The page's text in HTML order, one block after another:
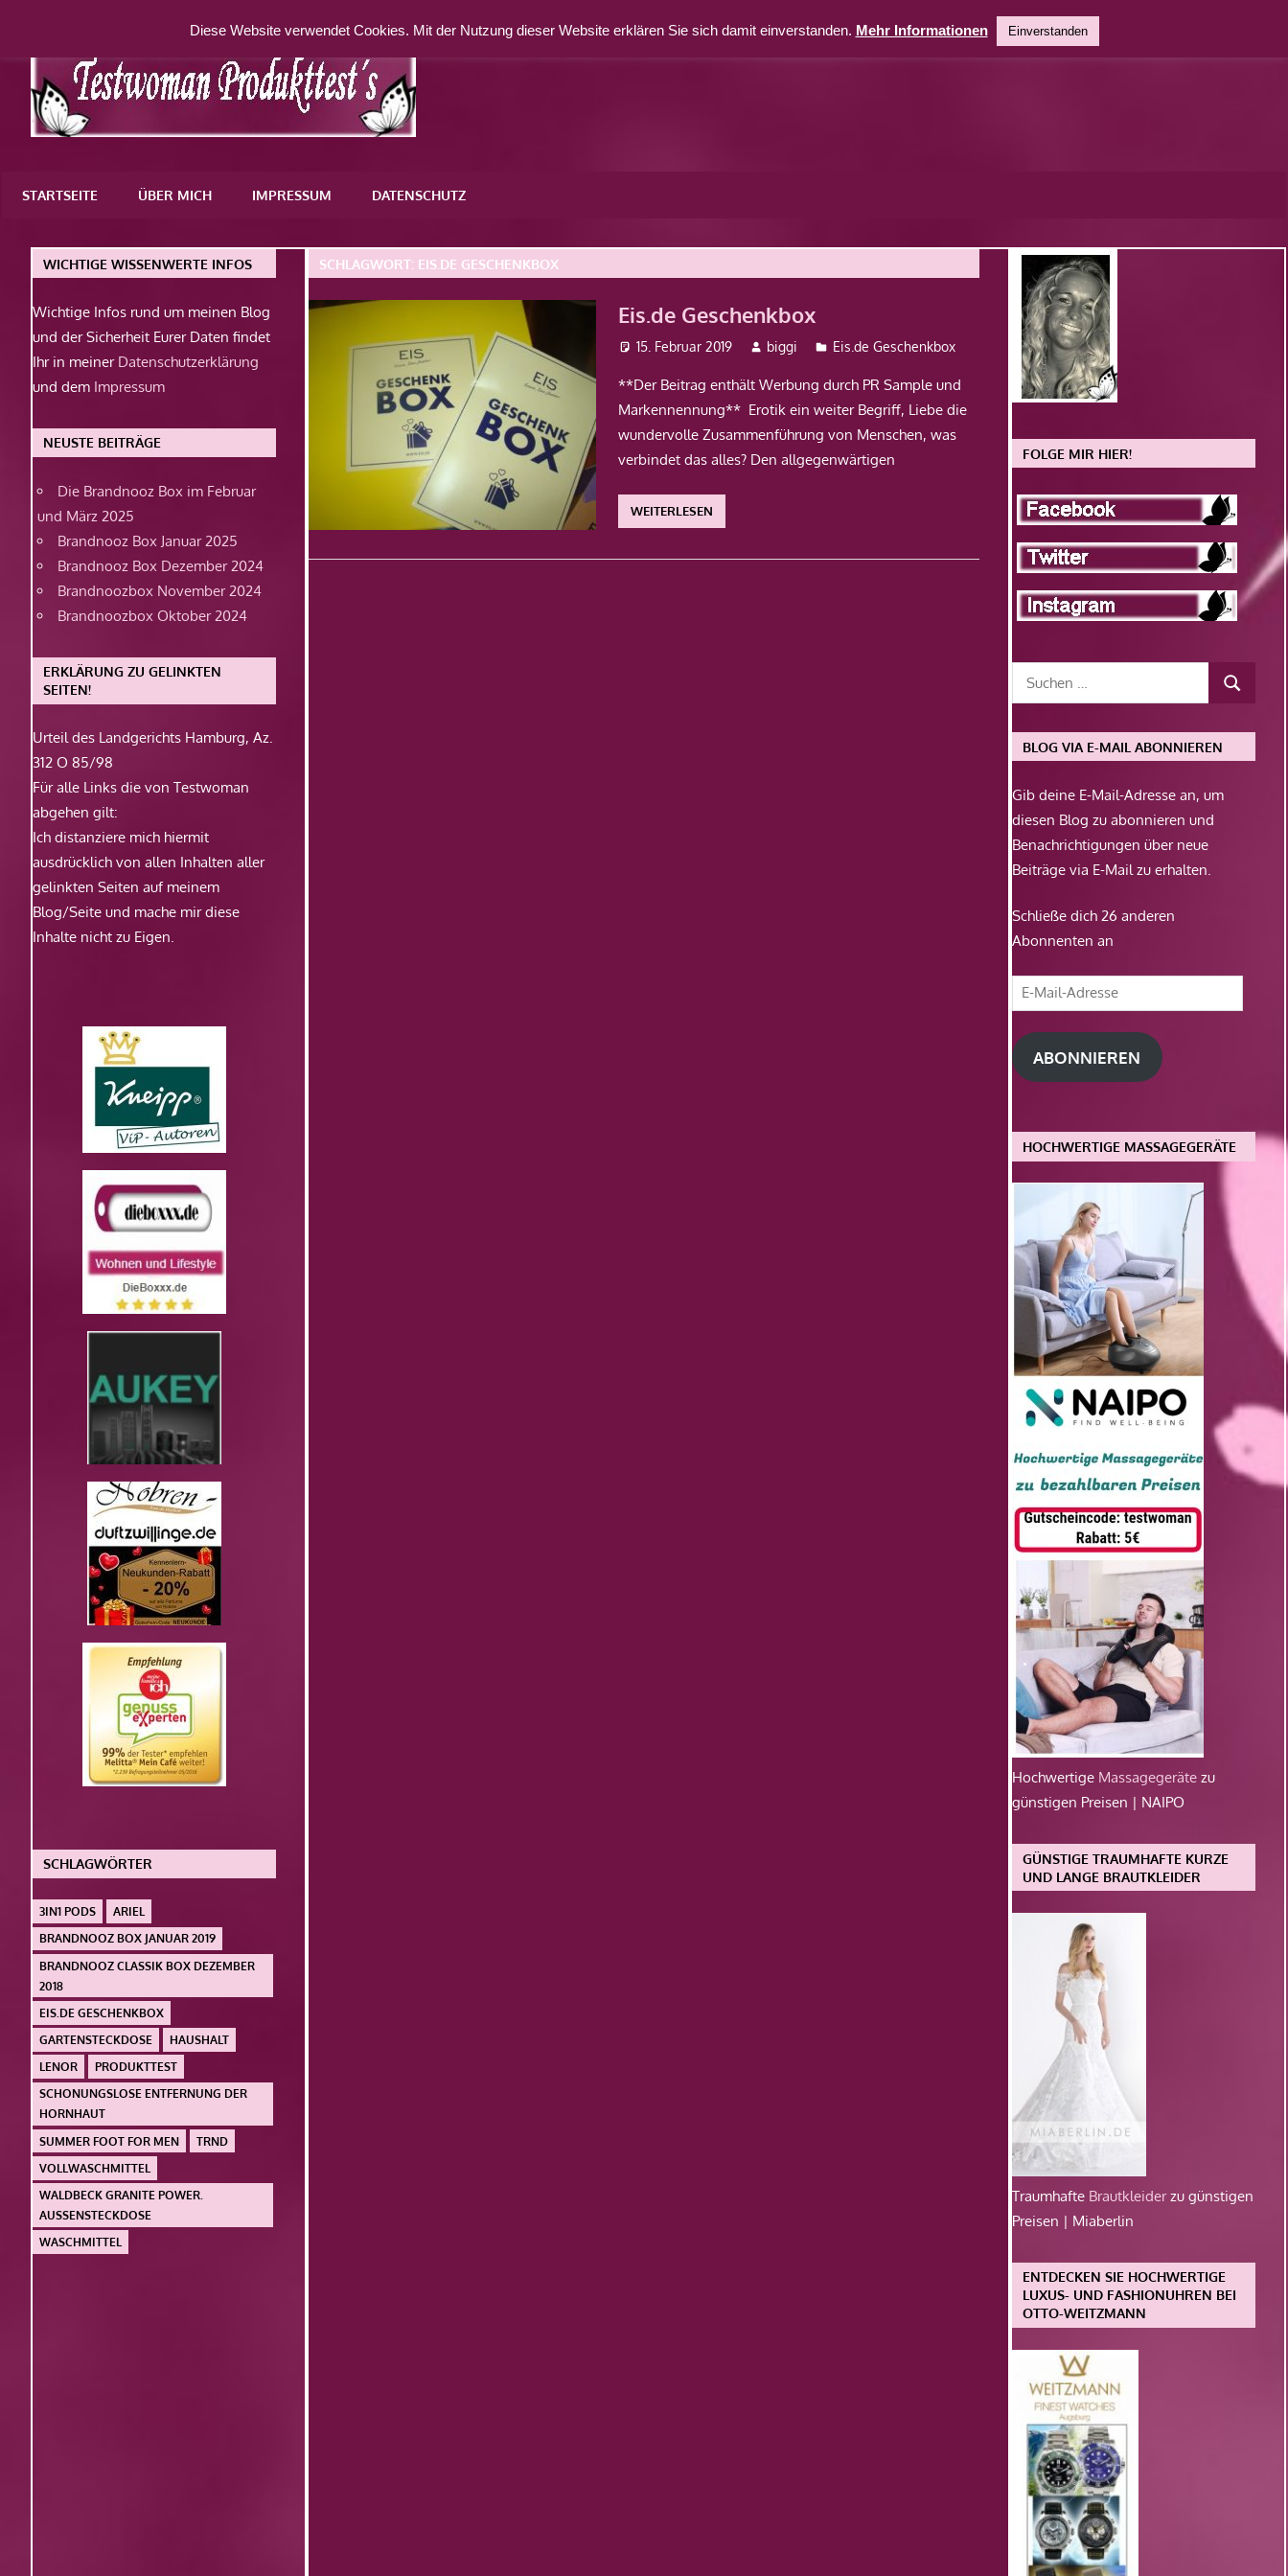
springen
WordPress-
STARTSEITE ÜBER MICH IMPRESSUM DATENSCHUTZ
SCHLAGWORT: EIS.DE GESCHENKBOX
Eis.de Geschenkbox
15. Februar 2019 biggi Eis.de Geschenkbox
**Der Beitrag enthält Werbung durch PR Sample und
Markennennung** Erotik ein weiter Begriff, Liebe die
wundervolle Zusammenführung von Menschen, was
verbindet das alles? Den allgegenwärtigen
WEITERLESEN
WICHTIGE WISSENWERTE INFOS
Wichtige Infos rund um meinen Blog
und der Sicherheit Eurer Daten findet
Ihr in meiner Datenschutzerklärung
und dem Impressum
NEUSTE BEITRÄGE
Die Brandnooz Box im Februar
und März 2025
Brandnooz Box Januar 2025
Brandnooz Box Dezember 2024
Brandnoozbox November 2024
Brandnoozbox Oktober 2024
ERKLÄRUNG ZU GELINKTEN
SEITEN!
Urteil des Landgerichts Hamburg, Az.
312 O 85/98
Für alle Links die von Testwoman
abgehen gilt:
Ich distanziere mich hiermit
ausdrücklich von allen Inhalten aller
gelinkten Seiten auf meinem
Blog/Seite und mache mir diese
Inhalte nicht zu Eigen.
SCHLAGWÖRTER
3IN1 PODS
ARIEL
BRANDNOOZ BOX JANUAR 2019
BRANDNOOZ CLASSIK BOX DEZEMBER
2018
EIS.DE GESCHENKBOX
GARTENSTECKDOSE
HAUSHALT
LENOR
PRODUKTTEST
SCHONUNGSLOSE ENTFERNUNG DER
HORNHAUT
SUMMER FOOT FOR MEN
TRND
VOLLWASCHMITTEL
WALDBECK GRANITE POWER.
AUSSENSTECKDOSE
WASCHMITTEL
FOLGE MIR HIER!
BLOG VIA E-MAIL ABONNIEREN
Gib deine E-Mail-Adresse an, um
diesen Blog zu abonnieren und
Benachrichtigungen über neue
Beiträge via E-Mail zu erhalten.
Schließe dich 26 anderen
Abonnenten an
E-
Mail-
Adresse
ABONNIEREN
HOCHWERTIGE MASSAGEGERÄTE
Hochwertige Massagegeräte zu
günstigen Preisen | NAIPO
GÜNSTIGE TRAUMHAFTE KURZE
UND LANGE BRAUTKLEIDER
Traumhafte Brautkleiderzu günstigen
Preisen | Miaberlin
ENTDECKEN SIE HOCHWERTIGE
LUXUS- UND FASHIONUHREN BEI
OTTO-WEITZMANN
Diese Website verwendet Cookies. Mit der Nutzung dieser Website erklären Sie sich damit einverstanden. Mehr Informationen Einverstanden